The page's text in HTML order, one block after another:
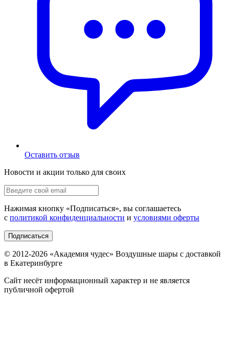
Оставить отзыв
Новости и акции только для своих
Нажимая кнопку «Подписаться», вы соглашаетесь
с политикой конфиденциальности и условиями оферты
Подписаться
© 2012-2026 «Академия чудес» Воздушные шары с доставкой
в Екатеринбурге
Сайт несёт информационный характер и не является
публичной офертой